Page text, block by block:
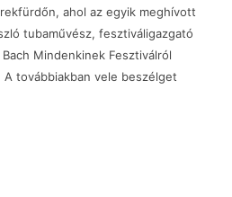
ahol az egyik meghívott
tubaművész, fesztiváligazgató
Mindenkinek Fesztiválról
továbbiakban vele beszélget